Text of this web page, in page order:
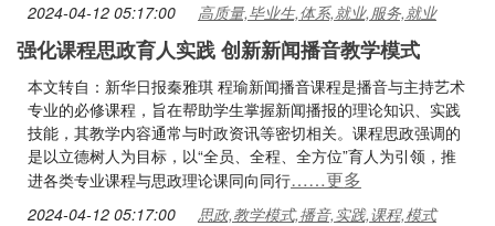
2024-04-12 05:17:00 高质量,毕业生,体系,就业,服务,就业
强化课程思政育人实践 创新新闻播音教学模式
本文转自：新华日报秦雅琪 程瑜新闻播音课程是播音与主持艺术
专业的必修课程，旨在帮助学生掌握新闻播报的理论知识、实践
技能，其教学内容通常与时政资讯等密切相关。课程思政强调的
是以立德树人为目标，以“全员、全程、全方位”育人为引领，推
进各类专业课程与思政理论课同向同行……更多
2024-04-12 05:17:00 思政,教学模式,播音,实践,课程,模式